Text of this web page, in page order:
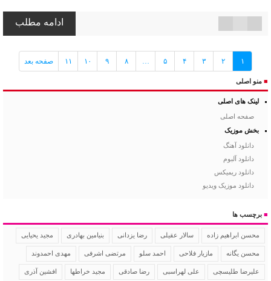
ادامه مطلب
۱ ۲ ۳ ۴ ۵ … ۸ ۹ ۱۰ ۱۱ صفحه بعد
■ منو اصلی
لینک های اصلی
صفحه اصلی
بخش موزیک
دانلود آهنگ
دانلود آلبوم
دانلود ریمیکس
دانلود موزیک ویدیو
■ برچسب ها
محسن ابراهیم زاده سالار عقیلی رضا یزدانی بنیامین بهادری مجید یحیایی
محسن یگانه مازیار فلاحی احمد سلو مرتضی اشرفی مهدی احمدوند
علیرضا طلیسچی علی لهراسبی رضا صادقی مجید خراطها افشین آذری